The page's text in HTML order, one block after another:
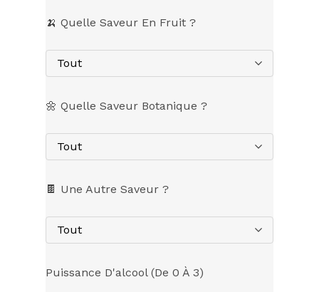
🍌 Quelle Saveur En Fruit ?
Tout
🌼 Quelle Saveur Botanique ?
Tout
🍫 Une Autre Saveur ?
Tout
Puissance D'alcool (de 0 À 3)